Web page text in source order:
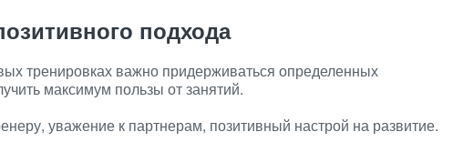
подхода
тренировках важно придерживаться определенных
максимум пользы от занятий.
уважение к партнерам, позитивный настрой на развитие.